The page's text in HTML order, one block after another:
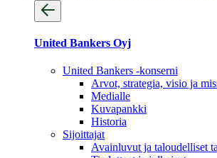
United Bankers Oyj
United Bankers -konserni
Arvot, strategia, visio ja
Medialle
Kuvapankki
Historia
Sijoittajat
Avainluvut ja taloudelliset